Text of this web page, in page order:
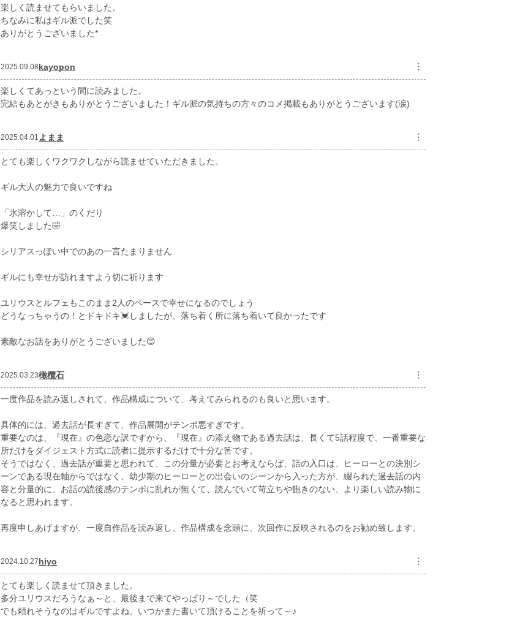
楽しく読ませてもらいました。
ちなみに私はギル派でした笑
ありがとうございました*
2025.09.08kayopon ︙
楽しくてあっという間に読みました。
完結もあとがきもありがとうございました！ギル派の気持ちの方々のコメ掲載もありがとうございます(涙)
2025.04.01 よまま ︙
とても楽しくワクワクしながら読ませていただきました。
ギル大人の魅力で良いですね
「氷溶かして…」のくだり
爆笑しました🤣
シリアスっぽい中でのあの一言たまりません
ギルにも幸せが訪れますよう切に祈ります
ユリウスとルフェもこのまま2人のペースで幸せになるのでしょう
どうなっちゃうの！とドキドキ💓しましたが、落ち着く所に落ち着いて良かったです
素敵なお話をありがとうございました😊
2025.03.23橄欖石 ︙
一度作品を読み返しされて、作品構成について、考えてみられるのも良いと思います。
具体的には、過去話が長すぎて、作品展開がテンポ悪すぎです。
重要なのは、『現在』の色恋な訳ですから、『現在』の添え物である過去話は、長くて5話程度で、一番重要な
所だけをダイジェスト方式に読者に提示するだけで十分な筈です。
そうではなく、過去話が重要と思われて、この分量が必要とお考えならば、話の入口は、ヒーローとの決別シ
ーンである現在軸からではなく、幼少期のヒーローとの出会いのシーンから入った方が、綴られた過去話の内
容と分量的に、お話の読後感のテンポに乱れが無くて、読んでいて苛立ちや飽きのない、より楽しい読み物に
なると思われます。
再度申しあげますが、一度自作品を読み返し、作品構成を念頭に、次回作に反映されるのをお勧め致します。
2024.10.27hiyo ︙
とても楽しく読ませて頂きました。
多分ユリウスだろうなぁ～と、最後まで来てやっぱり～でした（笑
でも頼れそうなのはギルですよね、いつかまた書いて頂けることを祈って～♪